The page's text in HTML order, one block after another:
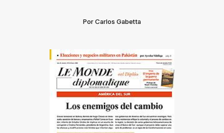
Por Carlos Gabetta